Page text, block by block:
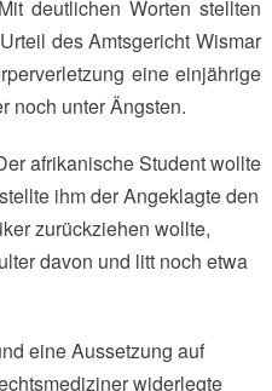
des Amtsgericht Wismar
eine einjährige
noch unter Ängsten.
afrikanische Student wollte
ihm der Angeklagte den
zurückziehen wollte,
davon und litt noch etwa
eine Aussetzung auf
widerlegte